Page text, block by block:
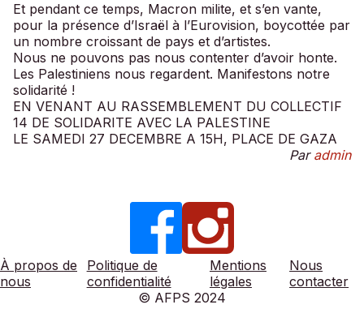
Et pendant ce temps, Macron milite, et s’en vante,
pour la présence d’Israël à l’Eurovision, boycottée par
un nombre croissant de pays et d’artistes.
Nous ne pouvons pas nous contenter d’avoir honte.
Les Palestiniens nous regardent. Manifestons notre
solidarité !
EN VENANT AU RASSEMBLEMENT DU COLLECTIF
14 DE SOLIDARITE AVEC LA PALESTINE
LE SAMEDI 27 DECEMBRE A 15H, PLACE DE GAZA
Par admin
À propos de
nous
Politique de
confidentialité
Mentions
légales
Nous
contacter
© AFPS 2024